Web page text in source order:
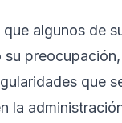
algunos de
su
que
la